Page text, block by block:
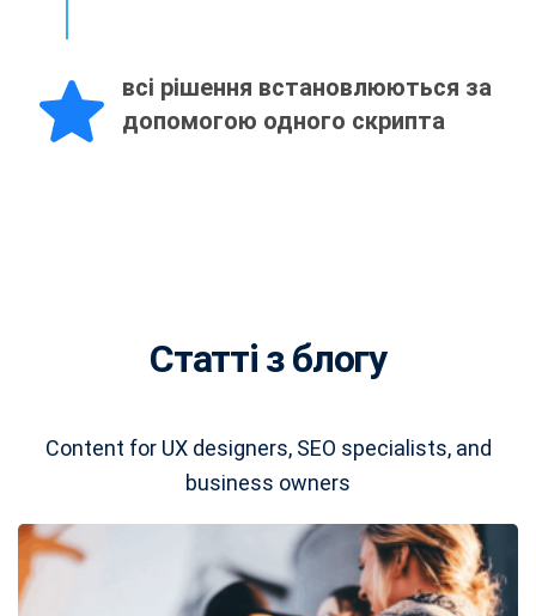
всі рішення встановлюються за
допомогою одного скрипта
Статті з блогу
Content for UX designers, SEO specialists, and
business owners